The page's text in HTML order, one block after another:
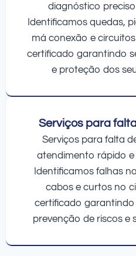
diagnóstico
Identificamos quedas,
má conexão e circuitos
certificado garantindo
e proteção dos
Serviços para
Serviços para falta
atendimento rápido
Identificamos falhas
cabos e curtos no
certificado
prevenção de riscos e